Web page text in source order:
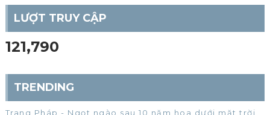
LƯỢT TRUY CẬP
121,790
TRENDING
Trang Pháp - Ngọt ngào sau 10 năm hoa dưới mặt trời